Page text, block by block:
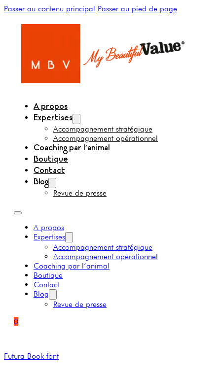
Passer au contenu principal Passer au pied de page
A propos
Expertises
Accompagnement stratégique
Accompagnement opérationnel
Coaching par l’animal
Boutique
Contact
Blog
Revue de presse
A propos
Expertises
Accompagnement stratégique
Accompagnement opérationnel
Coaching par l’animal
Boutique
Contact
Blog
Revue de presse
0
Futura Book font